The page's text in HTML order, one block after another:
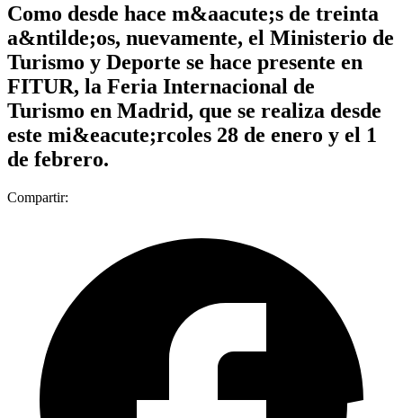
Como desde hace m&aacute;s de treinta
a&ntilde;os, nuevamente, el Ministerio de
Turismo y Deporte se hace presente en
FITUR, la Feria Internacional de
Turismo en Madrid, que se realiza desde
este mi&eacute;rcoles 28 de enero y el 1
de febrero.
Compartir: